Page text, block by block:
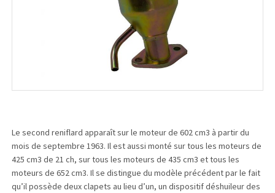
Le second reniflard apparaît sur le moteur de 602 cm3 à partir du
mois de septembre 1963. Il est aussi monté sur tous les moteurs de
425 cm3 de 21 ch, sur tous les moteurs de 435 cm3 et tous les
moteurs de 652 cm3. Il se distingue du modèle précédent par le fait
qu’il possède deux clapets au lieu d’un, un dispositif déshuileur des